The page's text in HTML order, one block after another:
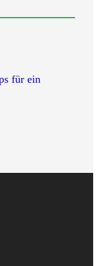
für ein